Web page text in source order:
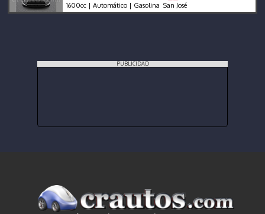
1600cc | Automático | Gasolina San José
PUBLICIDAD